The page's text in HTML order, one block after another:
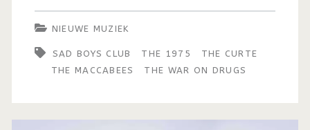
NIEUWE MUZIEK
SAD BOYS CLUB THE 1975
THE CURTE
THE MACCABEES
THE WAR ON DRUGS